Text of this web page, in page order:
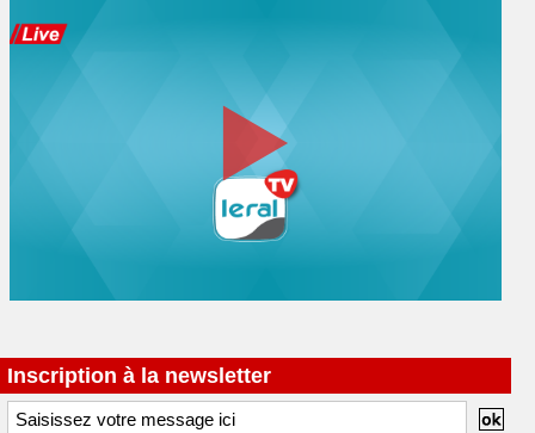
Inscription à la newsletter